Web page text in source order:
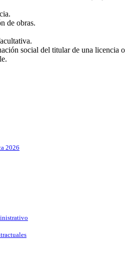
de obras.
social del titular de una licencia o
2026